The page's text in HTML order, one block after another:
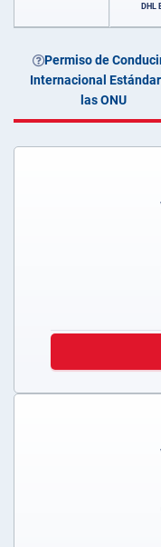
DHL
Permiso de
Internacional
las ONU